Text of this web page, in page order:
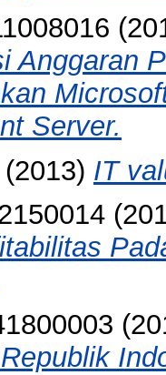
Anggaran
Server.
(2013) IT